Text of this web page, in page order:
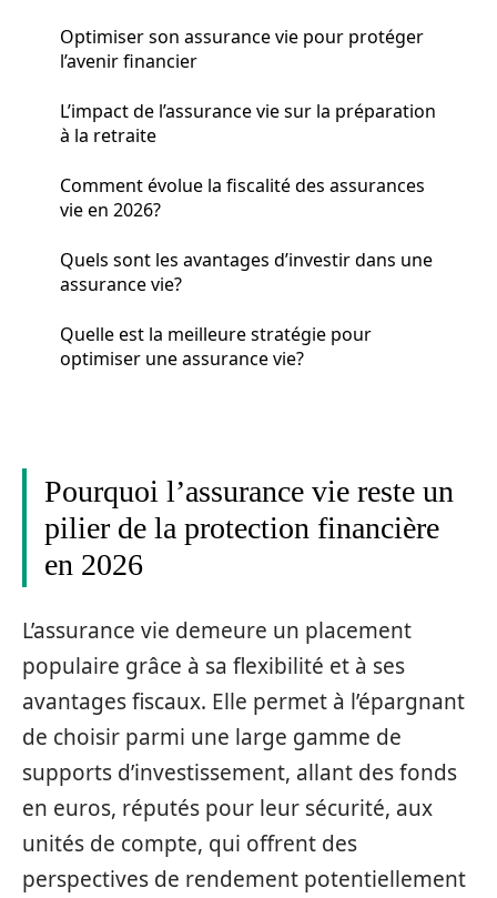
Optimiser son assurance vie pour protéger
l’avenir financier
L’impact de l’assurance vie sur la préparation
à la retraite
Comment évolue la fiscalité des assurances
vie en 2026?
Quels sont les avantages d’investir dans une
assurance vie?
Quelle est la meilleure stratégie pour
optimiser une assurance vie?
Pourquoi l’assurance vie reste un
pilier de la protection financière
en 2026
L’assurance vie demeure un placement
populaire grâce à sa flexibilité et à ses
avantages fiscaux. Elle permet à l’épargnant
de choisir parmi une large gamme de
supports d’investissement, allant des fonds
en euros, réputés pour leur sécurité, aux
unités de compte, qui offrent des
perspectives de rendement potentiellement